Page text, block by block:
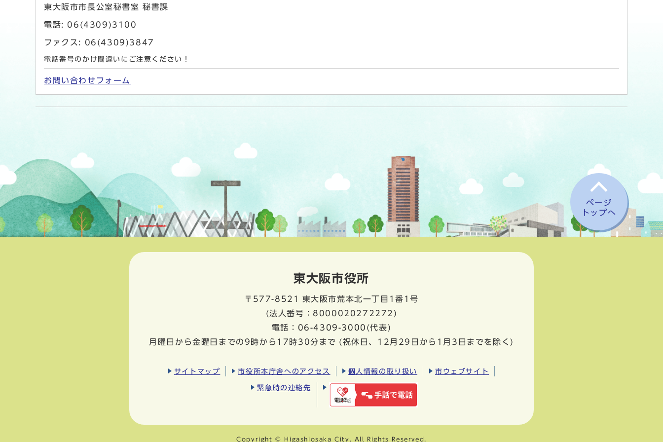
東大阪市市長公室秘書室 秘書課
電話: 06(4309)3100
ファクス: 06(4309)3847
電話番号のかけ間違いにご注意ください！
お問い合わせフォーム
ページ
トップへ
東大阪市役所
〒577-8521
東大阪市荒本北一丁目1番1号
(法人番号：8000020272272)
電話： 06-4309-3000 (代表)
月曜日から金曜日までの9時から17時30分まで (祝休日、12月29日から1月3日までを除く)
サイトマップ 市役所本庁舎へのアクセス 個人情報の取り扱い 市ウェブサイト
緊急時の連絡先
Copyright © Higashiosaka City. All Rights Reserved.